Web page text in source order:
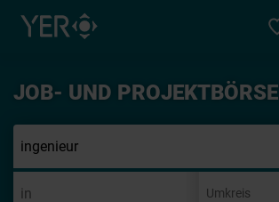
Typ auswählen
JOB- UND PROJEKTBÖRSE